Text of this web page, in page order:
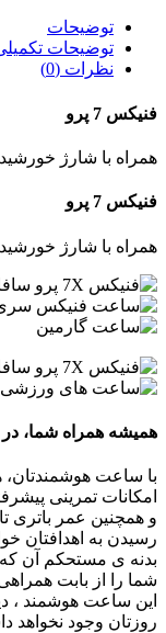
توضیحات
توضیحات
نظرات (0)
فنیکس 7 پرو
همراه با شارژ
فنیکس 7 پرو
همراه با شارژ
همیشه همراه شما،
با ساعت
امکانات تمرینی
و همچنین عمر باتری
رسیدن به اهدافتان
بدنه ی مستحکم آن
شما را از بابت
این ساعت هوشمند ،
روزتان وجود نخواهد